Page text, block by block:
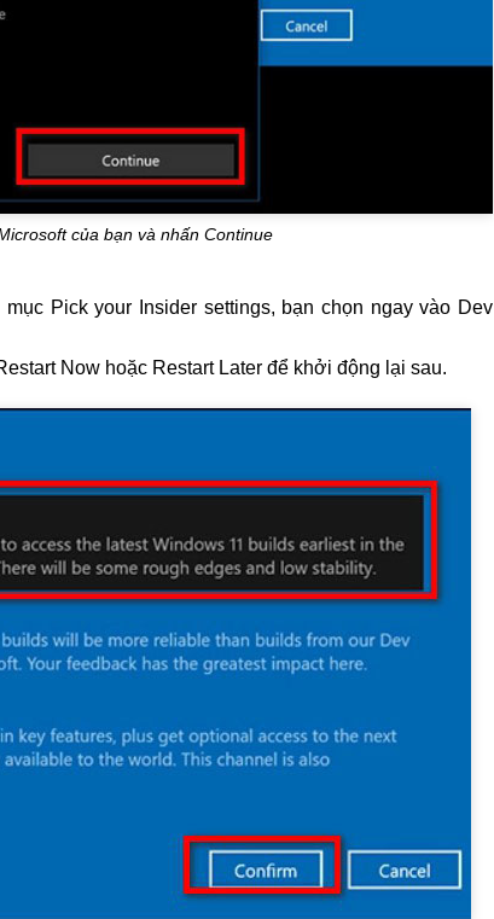
của bạn và nhấn Continue
Pick your Insider settings, bạn chọn ngay vào Dev
Now hoặc Restart Later để khởi động lại sau.